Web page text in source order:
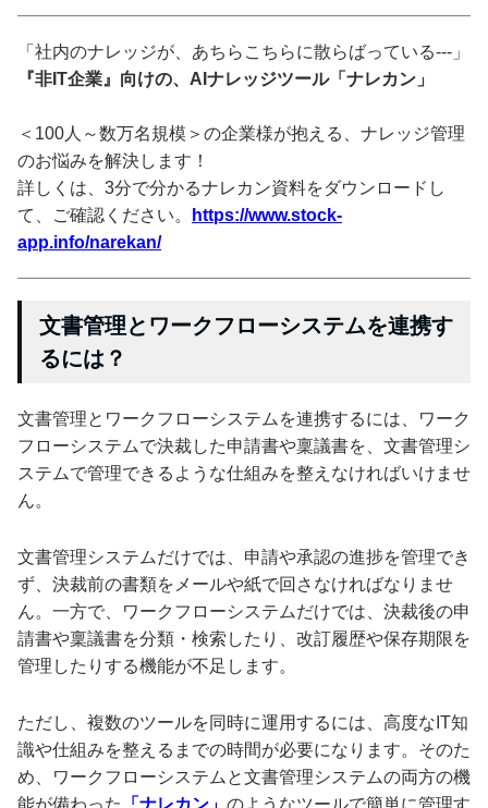
「社内のナレッジが、あちらこちらに散らばっている---」
『非IT企業』向けの、AIナレッジツール「ナレカン」
＜100人～数万名規模＞の企業様が抱える、ナレッジ管理
のお悩みを解決します！
詳しくは、3分で分かるナレカン資料をダウンロードし
て、ご確認ください。
https://www.stock-
app.info/narekan/
文書管理とワークフローシステムを連携す
るには？
文書管理とワークフローシステムを連携するには、ワーク
フローシステムで決裁した申請書や稟議書を、文書管理シ
ステムで管理できるような仕組みを整えなければいけませ
ん。
文書管理システムだけでは、申請や承認の進捗を管理でき
ず、決裁前の書類をメールや紙で回さなければなりませ
ん。一方で、ワークフローシステムだけでは、決裁後の申
請書や稟議書を分類・検索したり、改訂履歴や保存期限を
管理したりする機能が不足します。
ただし、複数のツールを同時に運用するには、高度なIT知
識や仕組みを整えるまでの時間が必要になります。そのた
め、ワークフローシステムと文書管理システムの両方の機
能が備わった
「ナレカン」 のようなツールで簡単に管理す